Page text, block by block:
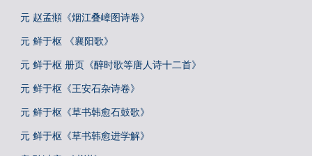
元 赵孟頫《烟江叠嶂图诗卷》
元 鲜于枢 《襄阳歌》
元 鲜于枢 册页《醉时歌等唐人诗十二首》
元 鲜于枢《王安石杂诗卷》
元 鲜于枢《草书韩愈石鼓歌》
元 鲜于枢《草书韩愈进学解》